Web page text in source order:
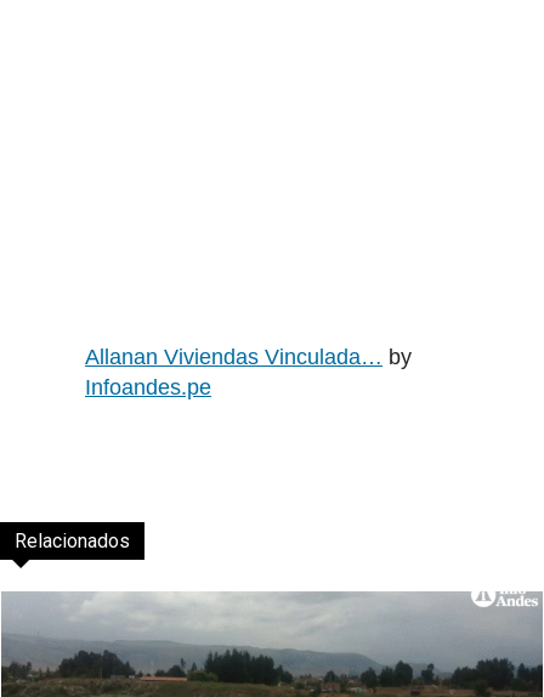
Allanan Viviendas Vinculada… by
Infoandes.pe
Relacionados